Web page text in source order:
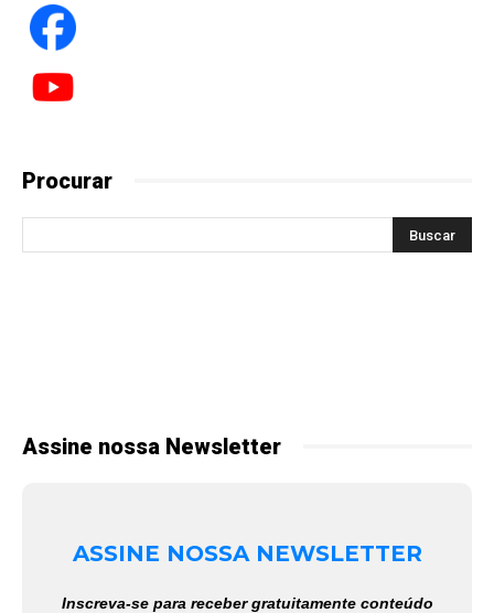
Procurar
Assine nossa Newsletter
ASSINE NOSSA NEWSLETTER
Inscreva-se para receber gratuitamente conteúdo